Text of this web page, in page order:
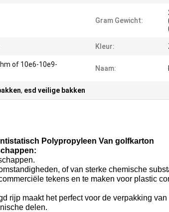
Gram Gewicht:
Kleur:
of 10e6-10e9-
Naam:
, esd veilige bakken
Polypropyleen Van golfkarton
of van sterke chemische
tekens en te maken voor plastic
rijp maakt het perfect voor de verpakking
delen.